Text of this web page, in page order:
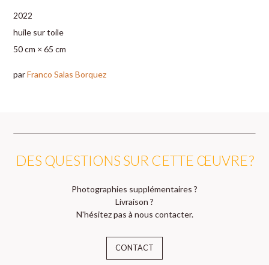
2022
huile sur toile
50 cm × 65 cm
parFranco Salas Borquez
DES QUESTIONS SUR CETTE ŒUVRE ?
Photographies supplémentaires ?
Livraison ?
N'hésitez pas à nous contacter.
CONTACT